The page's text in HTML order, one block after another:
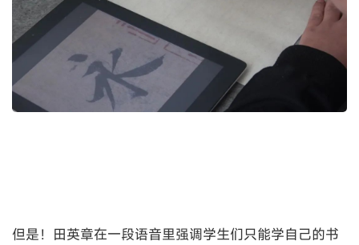
但是！田英章在一段语音里强调学生们只能学自己的书